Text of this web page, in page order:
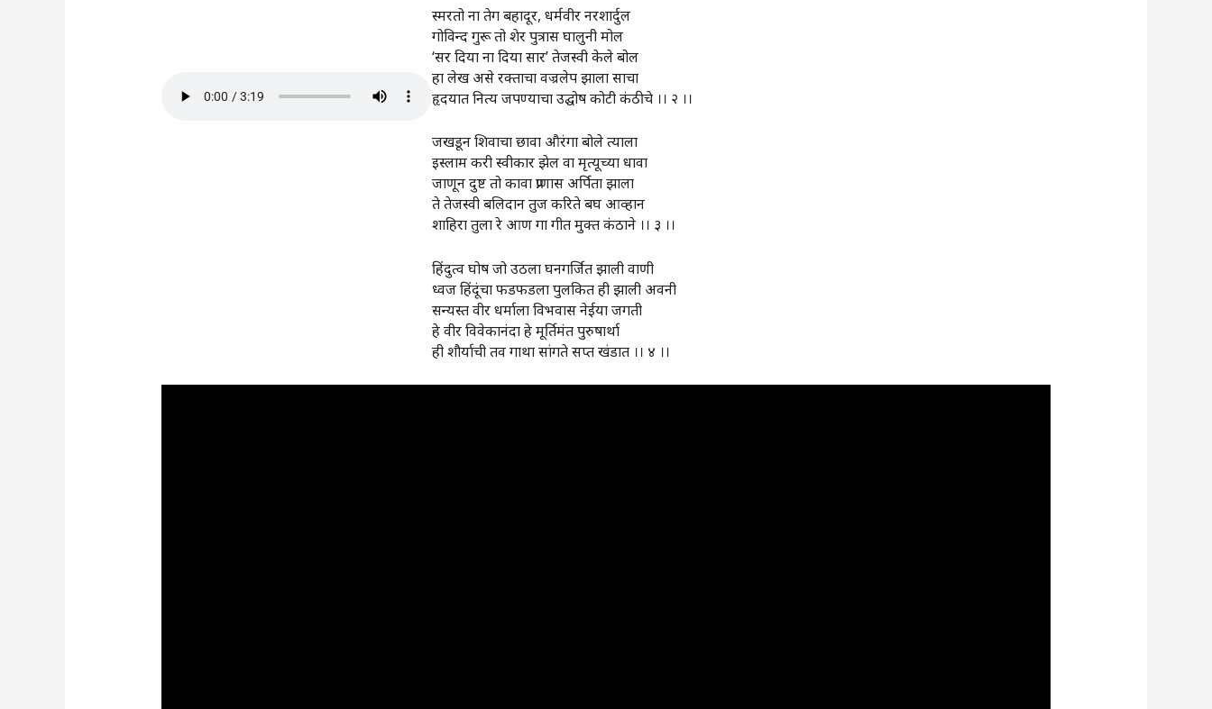
स्मरतो ना तेग बहादूर, धर्मवीर नरशार्दुल
गोविन्द गुरू तो शेर पुत्रास घालुनी मोल
‘सर दिया ना दिया सार’ तेजस्वी केले बोल
हा लेख असे रक्ताचा वज्रलेप झाला साचा
हृदयात नित्य जपण्याचा उद्घोष कोटी कंठीचे ।। २ ।।
जखडून शिवाचा छावा औरंगा बोले त्याला
इस्लाम करी स्वीकार झेल वा मृत्यूच्या धावा
जाणून दुष्ट तो कावा प्राणास अर्पिता झाला
ते तेजस्वी बलिदान तुज करिते बघ आव्हान
शाहिरा तुला रे आण गा गीत मुक्त कंठाने ।। ३ ।।
हिंदुत्व घोष जो उठला घनगर्जित झाली वाणी
ध्वज हिंदूंचा फडफडला पुलकित ही झाली अवनी
सन्यस्त वीर धर्माला विभवास नेईया जगती
हे वीर विवेकानंदा हे मूर्तिमंत पुरुषार्था
ही शौर्याची तव गाथा सांगते सप्त खंडात ।। ४ ।।